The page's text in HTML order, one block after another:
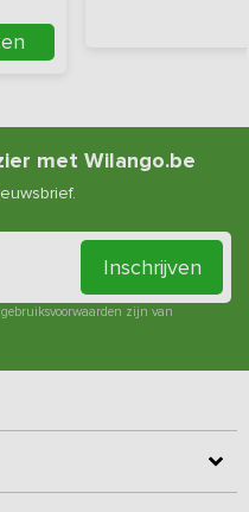
met Wilango.be
Inschrijven
gebruiksvoorwaarden zijn van